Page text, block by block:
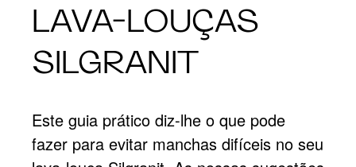
LAVA-LOUÇAS
SILGRANIT
Este guia prático diz-lhe o que pode
fazer para evitar manchas difíceis no seu